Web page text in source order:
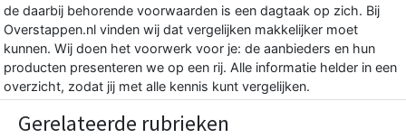
de daarbij behorende voorwaarden is een dagtaak op zich. Bij
Overstappen.nl vinden wij dat vergelijken makkelijker moet
kunnen. Wij doen het voorwerk voor je: de aanbieders en hun
producten presenteren we op een rij. Alle informatie helder in een
overzicht, zodat jij met alle kennis kunt vergelijken.
Gerelateerde rubrieken